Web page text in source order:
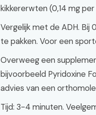
kikkererwten (0,14 mg
Vergelijk met de ADH. Bij
te pakken. Voor een
Overweeg een
bijvoorbeeld Pyridoxine
advies van een
Tijd: 3-4 minuten.